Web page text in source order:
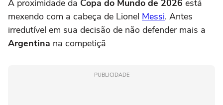
A proximidade da Copa do Mundo de 2026 está
mexendo com a cabeça de Lionel Messi. Antes
irredutível em sua decisão de não defender mais a
Argentina na competiçã
PUBLICIDADE